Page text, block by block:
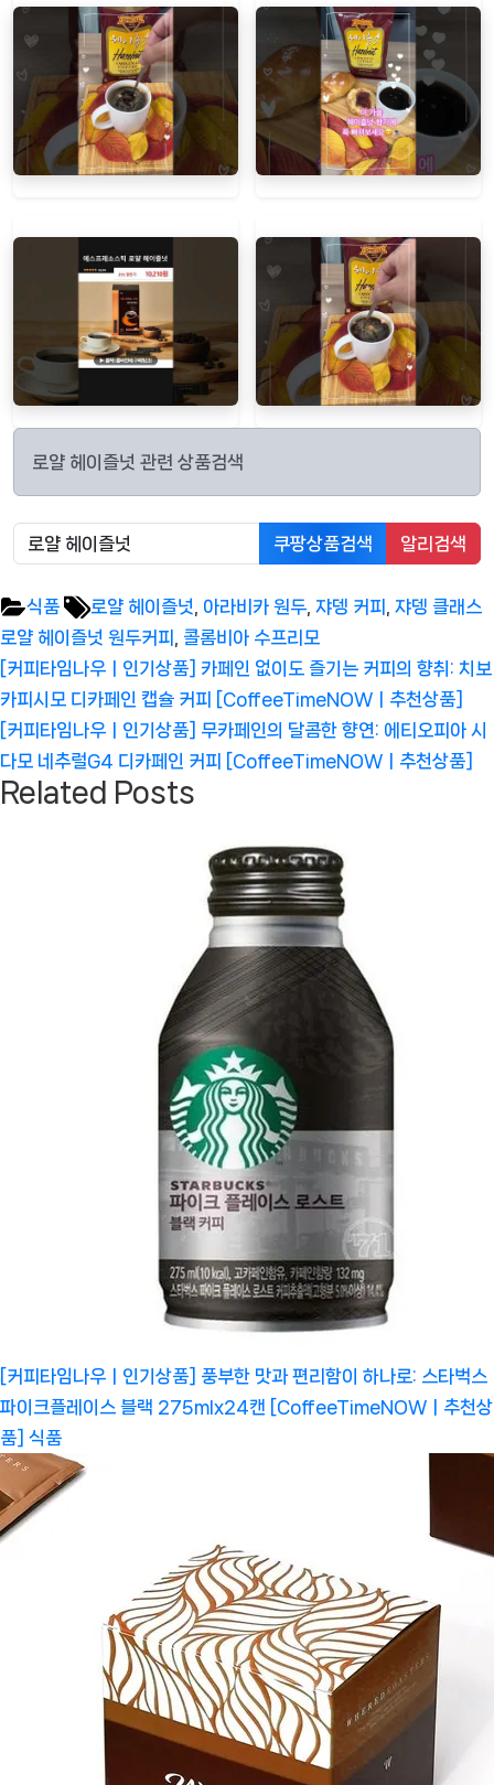
로얄 헤이즐넛 관련 상품검색
쿠팡상품검색 알리검색
식품 Tags:
로얄 헤이즐넛 아라비카 원두 쟈뎅 커피
쟈뎅 클래스
로얄 헤이즐넛 원두커피
콜롬비아 수프리모
글
탐
색
Previous
Post:
[커피타임나우ㅣ인기상품] 카페인 없이도 즐기는 커피의 향취: 치보
카피시모 디카페인 캡슐 커피 [CoffeeTimeNOWㅣ추천상품]
Next
Post:
[커피타임나우ㅣ인기상품] 무카페인의 달콤한 향연: 에티오피아 시
다모 네추럴G4 디카페인 커피 [CoffeeTimeNOWㅣ추천상품]
Related Posts
[커피타임나우ㅣ인기상품] 풍부한 맛과 편리함이 하나로: 스타벅스
파이크플레이스 블랙 275mlx24캔 [CoffeeTimeNOWㅣ추천상
품] 식품